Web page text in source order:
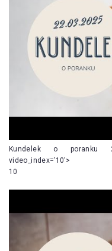
Kundelek o poranku
video_index=’10’>
10